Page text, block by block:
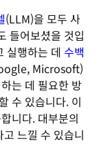
(LLM)을 모두 사
들어보셨을 것입
실행하는 데 수백
Microsoft)
는 데 필요한 방
수 있습니다. 이
니다. 대부분의
느낄 수 있습니